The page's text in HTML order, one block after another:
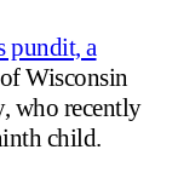
pundit, a
Wisconsin
who recently
child.